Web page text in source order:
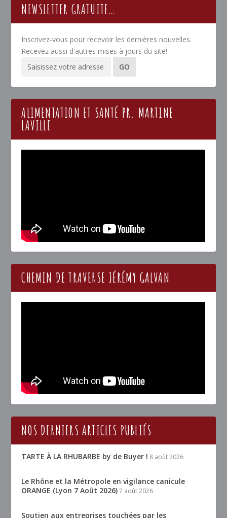
NEWSLETTER GRATUITE…
Inscrivez-vous pour recevoir les dernières nouvelles.
Recevez aussi d'autres mises à jours du site!
ALIMENTATION ET SANTÉ PR. MARTINE
LAVILLE
CHEMIN DE TRAVERSE JÉRÉMY GALVAN
NOS DERNIERS ARTICLES PUBLIÉS
TARTE À LA RHUBARBE by de Buyer ! 8 août 2026
Le Rhône et la Métropole en vigilance canicule
ORANGE (Lyon 7 Août 2026) 7 août 2026
Soutien aux entreprises touchées par les